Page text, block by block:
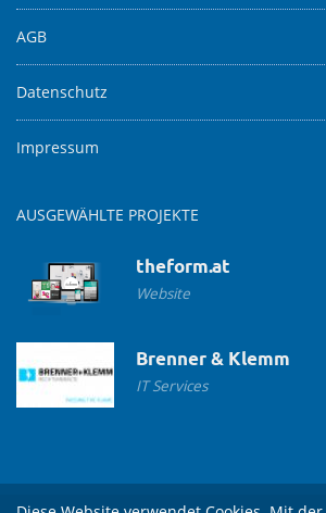
AGB
Datenschutz
Impressum
AUSGEWÄHLTE PROJEKTE
theform.at
Website
Brenner & Klemm
IT Services